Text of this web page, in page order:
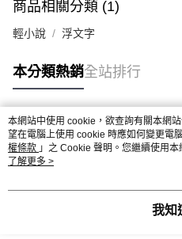
商品相關分類 (1)
輕小說 浮文字
本分類熱銷全站排行
熱門標籤
本網站中使用 cookie，欲查詢有關本網
望在電腦上使用 cookie 時應如何變更電
權條款 」之 Cookie 聲明。您繼續使用
用條款之 Cookie 聲明使用 cookie。
了解更多 >
我知